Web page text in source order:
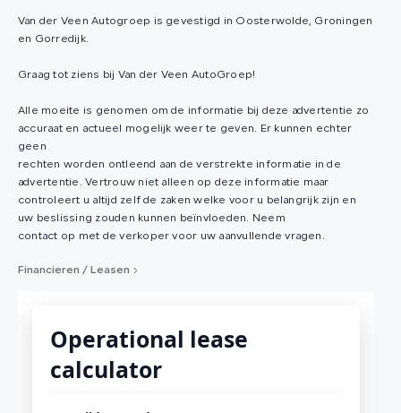
Van der Veen Autogroep is gevestigd in Oosterwolde, Groningen
en Gorredijk.
Graag tot ziens bij Van der Veen AutoGroep!
Alle moeite is genomen om de informatie bij deze advertentie zo
accuraat en actueel mogelijk weer te geven. Er kunnen echter
geen
rechten worden ontleend aan de verstrekte informatie in de
advertentie. Vertrouw niet alleen op deze informatie maar
controleert u altijd zelf de zaken welke voor u belangrijk zijn en
uw beslissing zouden kunnen beïnvloeden. Neem
contact op met de verkoper voor uw aanvullende vragen.
Financieren / Leasen